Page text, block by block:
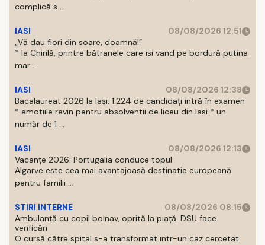
complică s ...
IASI
08/08/2026 12:51
„Vă dau flori din soare, doamnă!”
* la Chirilă, printre bătranele care isi vand pe bordură putina
mar ...
IASI
08/08/2026 12:38
Bacalaureat 2026 la Iași: 1.224 de candidați intră în examen
* emotiile revin pentru absolventii de liceu din Iasi * un
număr de 1 ...
IASI
08/08/2026 12:13
Vacanțe 2026: Portugalia conduce topul
Algarve este cea mai avantajoasă destinatie europeană
pentru familii ...
STIRI INTERNE
08/08/2026 08:15
Ambulanță cu copil bolnav, oprită la piață. DSU face
verificări
O cursă către spital s-a transformat intr-un caz cercetat